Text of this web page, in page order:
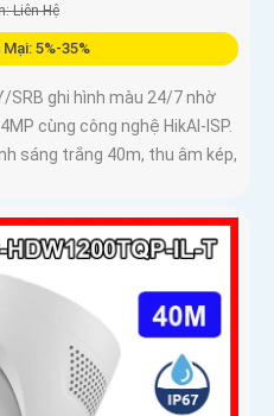
Liên Hệ
Mại: 5%-35%
SRB ghi hình màu 24/7 nhờ
cùng công nghệ HikAI-ISP.
sáng trắng 40m, thu âm kép,